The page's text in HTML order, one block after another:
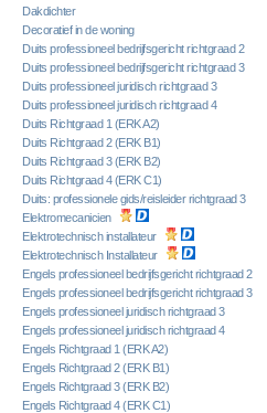
Dakdichter
Decoratief in de woning
Duits professioneel bedrijfsgericht richtgraad 2
Duits professioneel bedrijfsgericht richtgraad 3
Duits professioneel juridisch richtgraad 3
Duits professioneel juridisch richtgraad 4
Duits Richtgraad 1 (ERK A2)
Duits Richtgraad 2 (ERK B1)
Duits Richtgraad 3 (ERK B2)
Duits Richtgraad 4 (ERK C1)
Duits: professionele gids/reisleider richtgraad 3
Elektromecanicien
Elektrotechnisch installateur
Elektrotechnisch Installateur
Engels professioneel bedrijfsgericht richtgraad 2
Engels professioneel bedrijfsgericht richtgraad 3
Engels professioneel juridisch richtgraad 3
Engels professioneel juridisch richtgraad 4
Engels Richtgraad 1 (ERK A2)
Engels Richtgraad 2 (ERK B1)
Engels Richtgraad 3 (ERK B2)
Engels Richtgraad 4 (ERK C1)